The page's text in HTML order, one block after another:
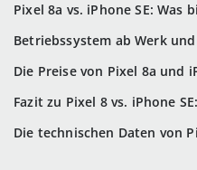
Pixel 8a vs. iPhone SE: Was
Betriebssystem ab Werk
Die Preise von Pixel 8a und
Fazit zu Pixel 8 vs. iPhone
Die technischen Daten von